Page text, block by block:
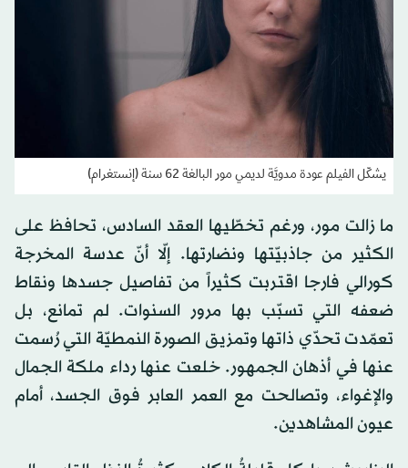
يشكّل الفيلم عودة مدويَّة لديمي مور البالغة 62 سنة (إنستغرام)
ما زالت مور، ورغم تخطّيها العقد السادس، تحافظ على
الكثير من جاذبيّتها ونضارتها. إلّا أنّ عدسة المخرجة
كورالي فارجا اقتربت كثيراً من تفاصيل جسدها ونقاط
ضعفه التي تسبّب بها مرور السنوات. لم تمانع، بل
تعمّدت تحدّي ذاتها وتمزيق الصورة النمطيّة التي رُسمت
عنها في أذهان الجمهور. خلعت عنها رداء ملكة الجمال
والإغواء، وتصالحت مع العمر العابر فوق الجسد، أمام
عيون المشاهدين.